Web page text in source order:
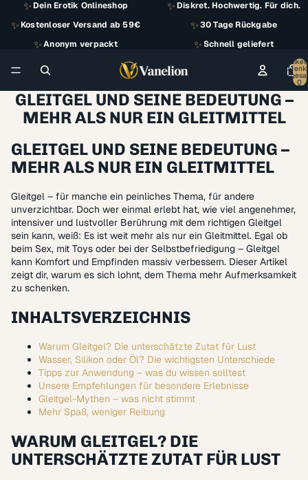
✨Dein Erotik Onlineshop ✨Diskret. Hochwertig. Für dich.
✨Kostenloser Versand ab 59€ ✨30 Tage Rückgabe
✨Anonym verpackt ✨Schnell geliefert
Artikel
0
GLEITGEL UND SEINE BEDEUTUNG –
MEHR ALS NUR EIN GLEITMITTEL
GLEITGEL UND SEINE BEDEUTUNG –
MEHR ALS NUR EIN GLEITMITTEL
Gleitgel – für manche ein peinliches Thema, für andere
unverzichtbar. Doch wer einmal erlebt hat, wie viel angenehmer,
intensiver und lustvoller Berührung mit dem richtigen Gleitgel
sein kann, weiß: Es ist weit mehr als nur ein Gleitmittel. Egal ob
beim Sex, mit Toys oder bei der Selbstbefriedigung – Gleitgel
kann Komfort und Empfinden massiv verbessern. Dieser Artikel
zeigt dir, warum es sich lohnt, dem Thema mehr Aufmerksamkeit
zu schenken.
INHALTSVERZEICHNIS
Warum Gleitgel? Die unterschätzte Zutat für Lust
Wasser, Silikon oder Öl? Die wichtigsten Unterschiede
Tipps zur Anwendung – was du wissen solltest
Unsere Empfehlungen für besondere Erlebnisse
Gleitgel-Mythen – was nicht stimmt
Mehr Spaß, weniger Reibung
WARUM GLEITGEL? DIE
UNTERSCHÄTZTE ZUTAT FÜR LUST